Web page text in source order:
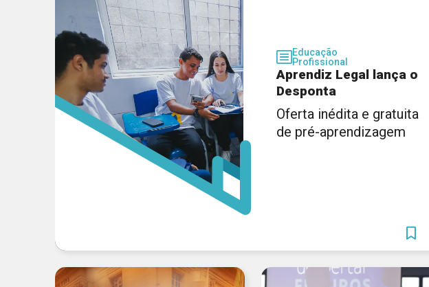
Educação
Profissional
Aprendiz Legal lança o
Desponta
Oferta inédita e gratuita
de pré-aprendizagem